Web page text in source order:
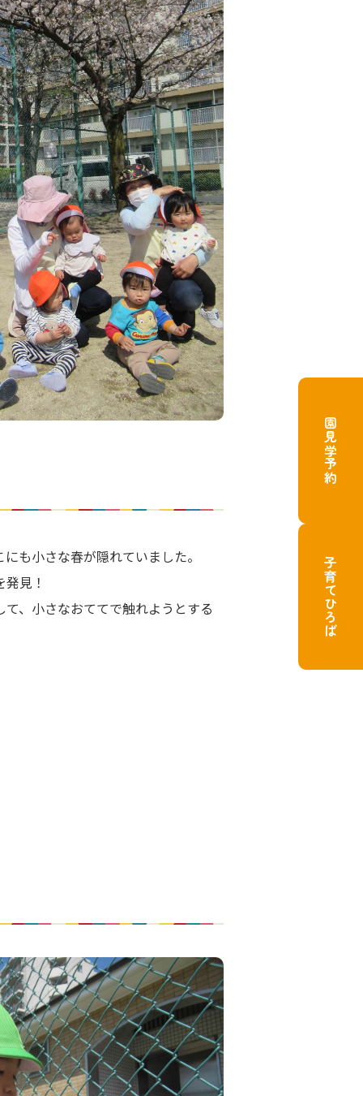
も小さな春が隠れていました。
見！
、小さなおててで触れようとする
園見学予約
子育てひろば